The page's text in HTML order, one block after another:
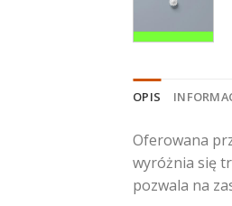
OPIS
Oferowana
wyróżnia się
pozwala na